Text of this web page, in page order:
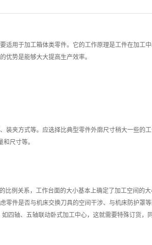
用于加工箱体类零件。它的工作原理是工件在加工中
优势是能够大大提高生产效率。
夹方式等。应选择比典型零件外廓尺寸稍大一些的
尺寸等。
关系，工作台面的大小基本上确定了加工空间的大
零件是否与机床交换刀具的空间干涉、与机床防护罩
四轴、五轴联动卧式加工中心，这就需要特殊订货，